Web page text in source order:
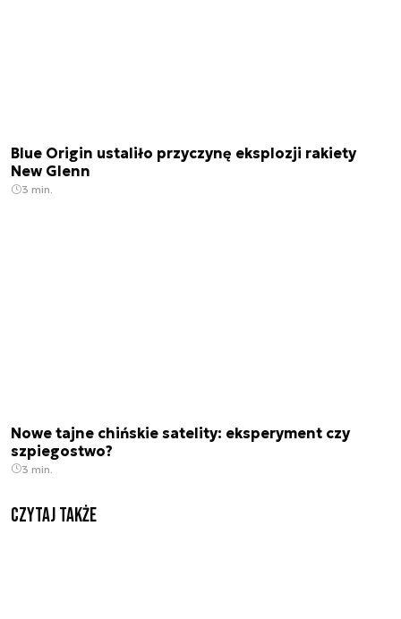
Blue Origin ustaliło przyczynę eksplozji rakiety
New Glenn
3 min.
Nowe tajne chińskie satelity: eksperyment czy
szpiegostwo?
3 min.
Czytaj także